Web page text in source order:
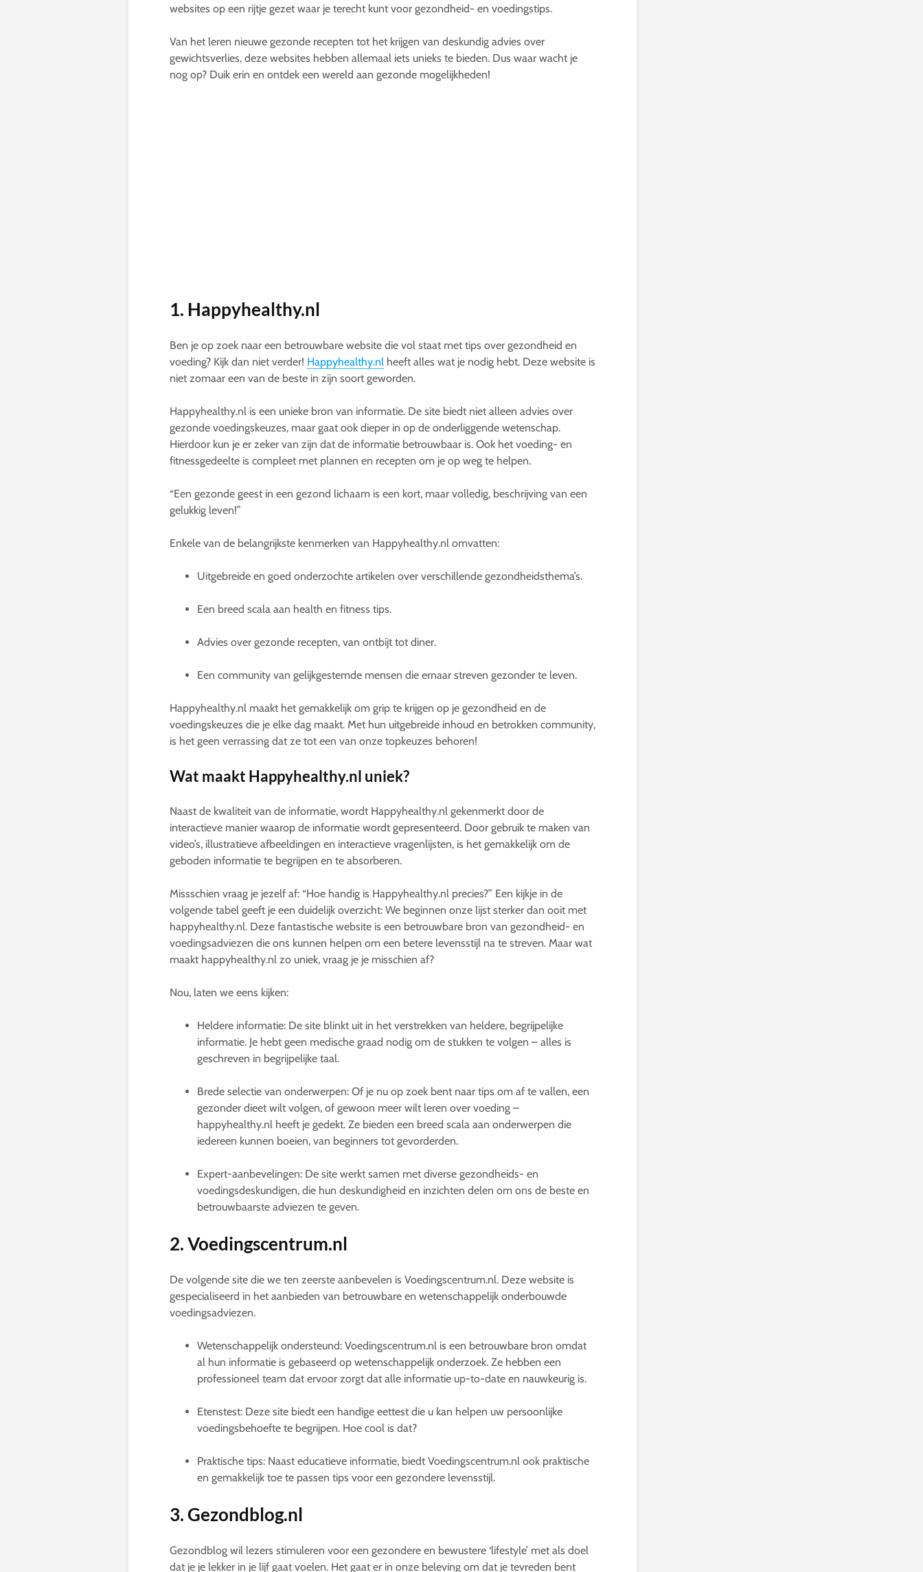
websites op een rijtje gezet waar je terecht kunt voor gezondheid- en voedingstips.
Van het leren nieuwe gezonde recepten tot het krijgen van deskundig advies over
gewichtsverlies, deze websites hebben allemaal iets unieks te bieden. Dus waar wacht je
nog op? Duik erin en ontdek een wereld aan gezonde mogelijkheden!
1. Happyhealthy.nl
Ben je op zoek naar een betrouwbare website die vol staat met tips over gezondheid en
voeding? Kijk dan niet verder! Happyhealthy.nl heeft alles wat je nodig hebt. Deze website is
niet zomaar een van de beste in zijn soort geworden.
Happyhealthy.nl is een unieke bron van informatie. De site biedt niet alleen advies over
gezonde voedingskeuzes, maar gaat ook dieper in op de onderliggende wetenschap.
Hierdoor kun je er zeker van zijn dat de informatie betrouwbaar is. Ook het voeding- en
fitnessgedeelte is compleet met plannen en recepten om je op weg te helpen.
“Een gezonde geest in een gezond lichaam is een kort, maar volledig, beschrijving van een
gelukkig leven!”
Enkele van de belangrijkste kenmerken van Happyhealthy.nl omvatten:
Uitgebreide en goed onderzochte artikelen over verschillende gezondheidsthema’s.
Een breed scala aan health en fitness tips.
Advies over gezonde recepten, van ontbijt tot diner.
Een community van gelijkgestemde mensen die ernaar streven gezonder te leven.
Happyhealthy.nl maakt het gemakkelijk om grip te krijgen op je gezondheid en de
voedingskeuzes die je elke dag maakt. Met hun uitgebreide inhoud en betrokken community,
is het geen verrassing dat ze tot een van onze topkeuzes behoren!
Wat maakt Happyhealthy.nl uniek?
Naast de kwaliteit van de informatie, wordt Happyhealthy.nl gekenmerkt door de
interactieve manier waarop de informatie wordt gepresenteerd. Door gebruik te maken van
video’s, illustratieve afbeeldingen en interactieve vragenlijsten, is het gemakkelijk om de
geboden informatie te begrijpen en te absorberen.
Missschien vraag je jezelf af: “Hoe handig is Happyhealthy.nl precies?” Een kijkje in de
volgende tabel geeft je een duidelijk overzicht: We beginnen onze lijst sterker dan ooit met
happyhealthy.nl. Deze fantastische website is een betrouwbare bron van gezondheid- en
voedingsadviezen die ons kunnen helpen om een betere levensstijl na te streven. Maar wat
maakt happyhealthy.nl zo uniek, vraag je je misschien af?
Nou, laten we eens kijken:
Heldere informatie: De site blinkt uit in het verstrekken van heldere, begrijpelijke
informatie. Je hebt geen medische graad nodig om de stukken te volgen – alles is
geschreven in begrijpelijke taal.
Brede selectie van onderwerpen: Of je nu op zoek bent naar tips om af te vallen, een
gezonder dieet wilt volgen, of gewoon meer wilt leren over voeding –
happyhealthy.nl heeft je gedekt. Ze bieden een breed scala aan onderwerpen die
iedereen kunnen boeien, van beginners tot gevorderden.
Expert-aanbevelingen: De site werkt samen met diverse gezondheids- en
voedingsdeskundigen, die hun deskundigheid en inzichten delen om ons de beste en
betrouwbaarste adviezen te geven.
2. Voedingscentrum.nl
De volgende site die we ten zeerste aanbevelen is Voedingscentrum.nl. Deze website is
gespecialiseerd in het aanbieden van betrouwbare en wetenschappelijk onderbouwde
voedingsadviezen.
Wetenschappelijk ondersteund: Voedingscentrum.nl is een betrouwbare bron omdat
al hun informatie is gebaseerd op wetenschappelijk onderzoek. Ze hebben een
professioneel team dat ervoor zorgt dat alle informatie up-to-date en nauwkeurig is.
Etenstest: Deze site biedt een handige eettest die u kan helpen uw persoonlijke
voedingsbehoefte te begrijpen. Hoe cool is dat?
Praktische tips: Naast educatieve informatie, biedt Voedingscentrum.nl ook praktische
en gemakkelijk toe te passen tips voor een gezondere levensstijl.
3. Gezondblog.nl
Gezondblog wil lezers stimuleren voor een gezondere en bewustere ‘lifestyle’ met als doel
dat je je lekker in je lijf gaat voelen. Het gaat er in onze beleving om dat je tevreden bent